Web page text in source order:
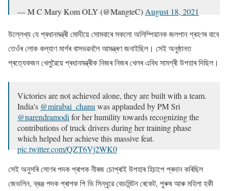
— M C Mary Kom OLY (@MangteC) August 18, 2021
উল্লেখ্য যে প্ৰধানমন্ত্ৰী মোদীয়ে সোমবাৰে সকলো অলিম্পিয়ানক জলপান গ্ৰহণৰ বাবে
তেওঁৰ লোক কল্যাণ মাৰ্গৰ বাসভৱনলৈ আমন্ত্ৰণ জনাইছিল। সেই অনুষ্ঠানত
প্ৰত্যেকজন খেলুৱৈয়ে প্ৰধানমন্ত্ৰীক নিজৰ নিজৰ খেলৰ এবিধ সামগ্ৰী উপহাৰ দিছিল।
Victories are not achieved alone, they are built with a team.
India's @mirabai_chanu was applauded by PM Sri
@narendramodi for her humility towards recognizing the
contributions of truck drivers during her training phase
which helped her achieve this massive feat.
pic.twitter.com/QZT6Vj2WK0
— Tejasvi Surya (@Tejasvi_Surya)August 19, 2021
সেই অনুসৰি সোণৰ পদক প্ৰাপক নীৰজ চোপ্ৰাই উপহাৰ হিচাপে প্ৰদান কৰিছিল
জেভলিন, ব্ৰঞ্জ পদক প্ৰাপক পি ভি সিন্ধুৱে বেডমিন্টন ৰেকেট, পুৰুষ আৰু মহিলা হকী